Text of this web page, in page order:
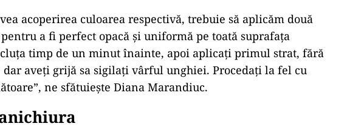
acoperirea culoarea respectivă, trebuie să aplicăm două
a fi perfect opacă și uniformă pe toată suprafața
timp de un minut înainte, apoi aplicați primul strat, fără
aveți grijă sa sigilați vârful unghiei. Procedați la fel cu
ne sfătuiește Diana Marandiuc.